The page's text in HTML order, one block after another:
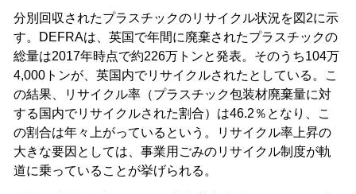
分別回収されたプラスチックのリサイクル状況を図2に示
す。DEFRAは、英国で年間に廃棄されたプラスチックの
総量は2017年時点で約226万トンと発表。そのうち104万
4,000トンが、英国内でリサイクルされたとしている。こ
の結果、リサイクル率（プラスチック包装材廃棄量に対
する国内でリサイクルされた割合）は46.2％となり、こ
の割合は年々上がっているという。リサイクル率上昇の
大きな要因としては、事業用ごみのリサイクル制度が軌
道に乗っていることが挙げられる。